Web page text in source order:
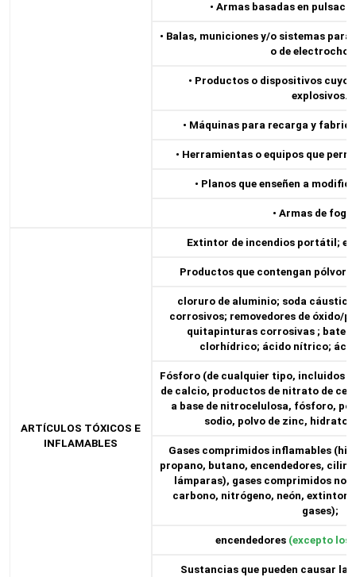
• Armas basadas en
• Balas, municiones y/o sistemas
o de
• Productos o dispositivos cuyo
explosivos.
• Máquinas para recarga y
• Herramientas o equipos que
• Planos que enseñen a
• Armas de
ARTÍCULOS TÓXICOS E
INFLAMABLES
Extintor de incendios portátil;
Productos que contengan
cloruro de aluminio; soda
corrosivos; removedores de óxido/
quitapinturas corrosivas ;
clorhídrico; ácido nítrico;
Fósforo (de cualquier tipo, incluidos
de calcio, productos de nitrato de
a base de nitrocelulosa, fósforo,
sodio, polvo de zinc, hidrato
Gases comprimidos inflamables
propano, butano, encendedores,
lámparas), gases comprimidos no
carbono, nitrógeno, neón,
gases);
encendedores (excepto los
Sustancias que pueden causar la